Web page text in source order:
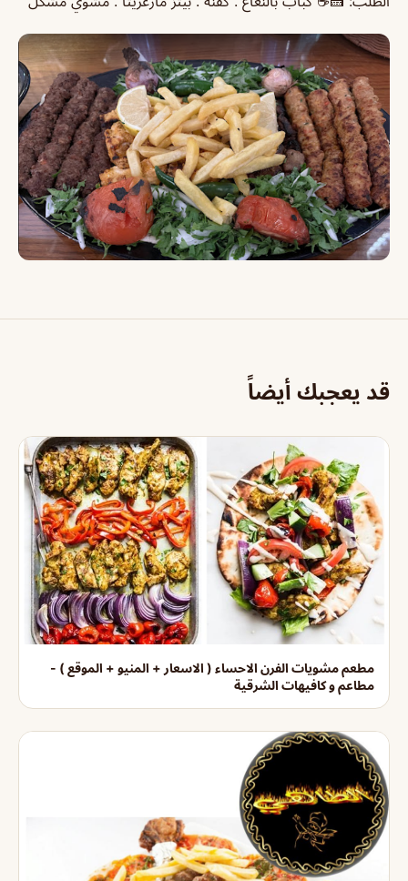
قد يعجبك أيضاً
مطعم مشويات الفرن الاحساء ( الاسعار + المنيو + الموقع ) -
مطاعم و كافيهات الشرقية